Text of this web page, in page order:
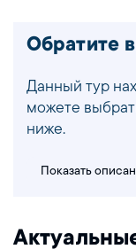
Обратите
Данный тур
можете
ниже.
Показать